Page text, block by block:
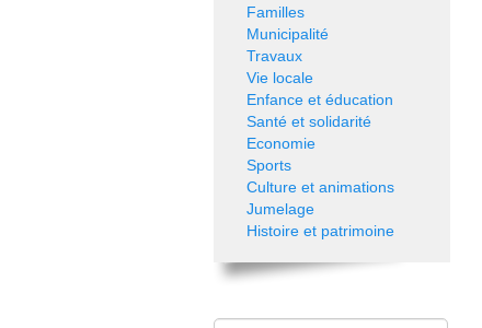
Familles
Municipalité
Travaux
Vie locale
Enfance et éducation
Santé et solidarité
Economie
Sports
Culture et animations
Jumelage
Histoire et patrimoine
Rechercher